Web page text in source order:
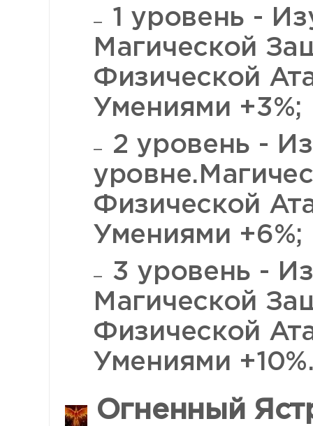
1 уровень -
Магической
Физической
Умениями +3%;
2 уровень -
Физической
Умениями +6%;
3 уровень -
Магической
Физической
Умениями
Огненный